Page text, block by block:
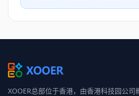
XOOER总部位于香港，由香港科技园公司